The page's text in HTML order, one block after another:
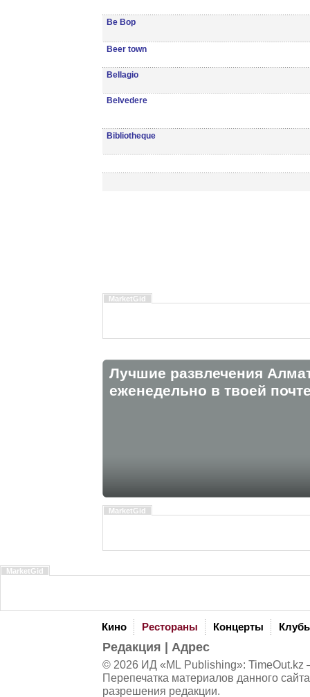
Be Bop
Beer town
Bellagio
Belvedere
Bibliotheque
MarketGid
Лучшие развлечения
eженедельно в твоей
MarketGid
MarketGid
Кино Рестораны Концерты
Редакция Адрес
© 2026 ИД «ML Publishing»: TimeOut.kz
Перепечатка материалов данного
разрешения редакции.